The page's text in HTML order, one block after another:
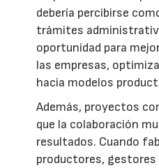
debería percibirse
trámites
oportunidad para
las empresas,
hacia modelos
Además, proyectos
que la colaboración
resultados. Cuando
productores, gestores